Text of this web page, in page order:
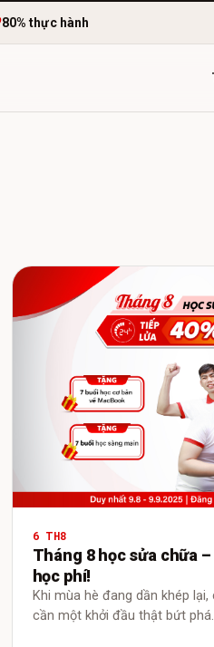
80% thực hành
6 TH8
Tháng 8 học sửa chữa
học phí!
Khi mùa hè đang dần khép
cần một khởi đầu thật bứt